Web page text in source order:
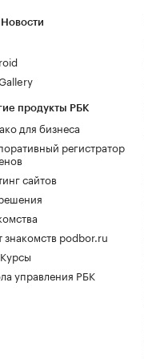
продукты РБК
для бизнеса
регистратор
сайтов
знакомств podbor.ru
управления РБК